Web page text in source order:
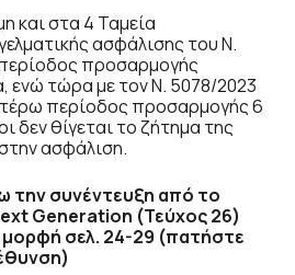
και στα 4 Ταμεία
ασφάλισης του Ν.
προσαρμογής
ενώ τώρα με τον Ν. 5078/2023
περίοδος προσαρμογής 6
δεν θίγεται το ζήτημα της
ασφάλιση.
την συνέντευξη από το
Generation (Τεύχος 26)
μορφή σελ. 24-29 (πατήστε